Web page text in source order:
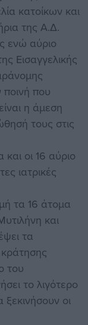
κατοίκων και
της Α.Δ.
ενώ αύριο
Εισαγγελικής
που
η άμεση
τους στις
οι 16 αύριο
ιατρικές
τα 16 άτομα
και
τα
του
το λιγότερο
οι